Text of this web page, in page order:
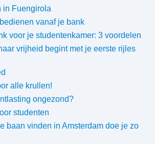
in Fuengirola
vanaf je bank
voor je studentenkamer: 3 voordelen
vrijheid begint met je eerste rijles
alle krullen!
ongezond?
studenten
baan vinden in Amsterdam doe je zo